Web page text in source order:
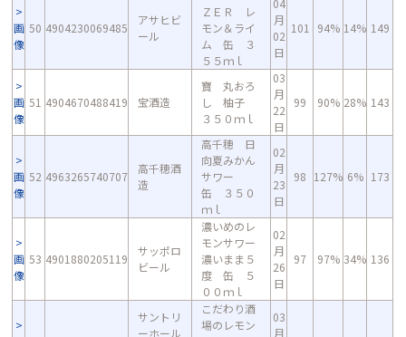
画
像
50 4904230069485
アサヒビ
ール
ＺＥＲ レ
モン＆ライ
ム 缶 ３
５５ｍｌ
04
月
02
日
101 94% 14% 149
画
像
51 4904670488419 宝酒造
寶 丸おろ
し 柚子
３５０ｍｌ
03
月
22
日
99 90% 28% 143
画
像
52 4963265740707
高千穂酒
造
高千穂 日
向夏みかん
サワー
缶 ３５０
ｍｌ
02
月
23
日
98 127% 6% 173
画
像
53 4901880205119
サッポロ
ビール
濃いめのレ
モンサワー
濃いまま５
度 缶 ５
００ｍｌ
02
月
26
日
97 97% 34% 136
サントリ
ーホール
こだわり酒
場のレモン
03
月